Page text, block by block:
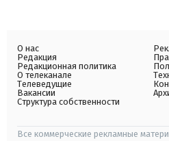
О нас
Редакция
Редакционная политика
О телеканале
Телеведущие
Вакансии
Структура собственности
Все коммерческие рекламные